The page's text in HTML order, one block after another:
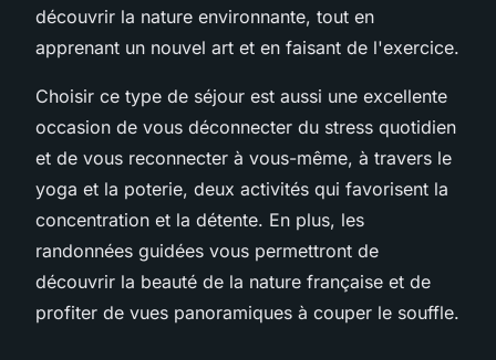
découvrir la nature environnante, tout en
apprenant un nouvel art et en faisant de l'exercice.
Choisir ce type de séjour est aussi une excellente
occasion de vous déconnecter du stress quotidien
et de vous reconnecter à vous-même, à travers le
yoga et la poterie, deux activités qui favorisent la
concentration et la détente. En plus, les
randonnées guidées vous permettront de
découvrir la beauté de la nature française et de
profiter de vues panoramiques à couper le souffle.